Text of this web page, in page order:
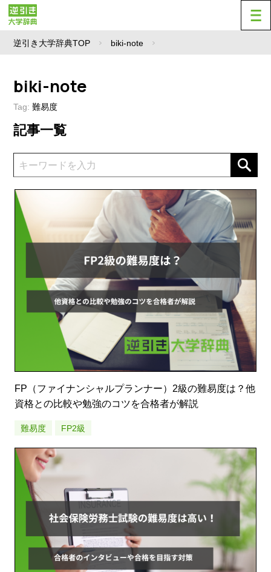
逆引き大学辞典TOP biki-note
biki-note
Tag: 難易度
記事一覧
FP（ファイナンシャルプランナー）2級の難易度は？他
資格との比較や勉強のコツを合格者が解説
難易度 FP2級